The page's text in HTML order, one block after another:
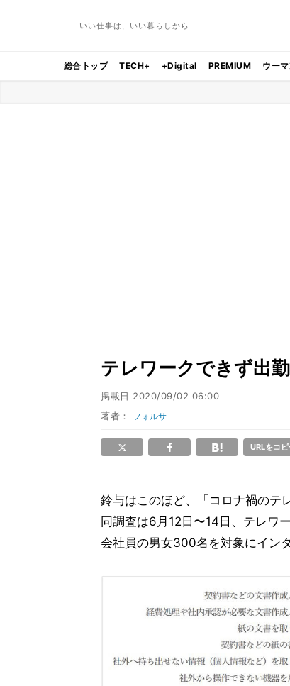
いい仕事は、いい暮らしから
総合トップ TECH+ +Digital PREMIUM ウー
テレワークできず出
掲載日 2020/09/02 06:00
著者： フォルサ
URLをコ
鈴与はこのほど、「コロナ禍のテ
同調査は6月12日〜14日、テレワ
会社員の男女300名を対象にイン